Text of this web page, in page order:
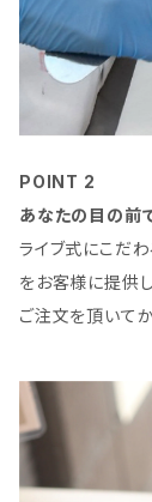
POINT 2
あなたの目の前
ライブ式にこだ
をお客様に提供
ご注文を頂いてか